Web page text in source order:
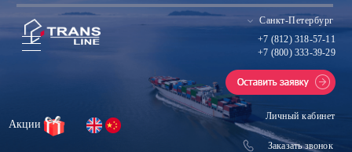
Санкт-Петербург
Заказать звонок
+7 (812) 318-57-11
+7 (800) 333-39-29
Личный кабинет
Акции